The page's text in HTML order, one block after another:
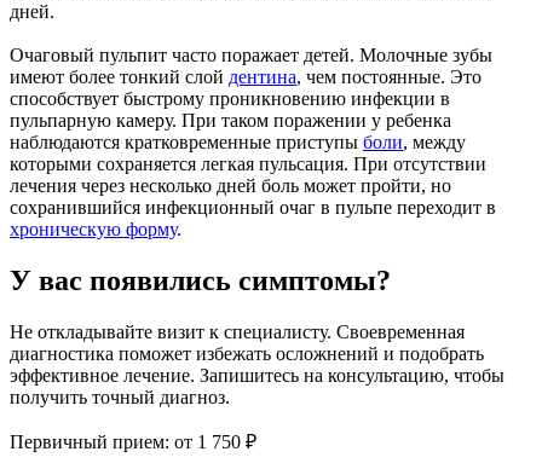
дней.
Очаговый пульпит часто поражает детей. Молочные зубы
имеют более тонкий слой дентина, чем постоянные. Это
способствует быстрому проникновению инфекции в
пульпарную камеру. При таком поражении у ребенка
наблюдаются кратковременные приступы боли, между
которыми сохраняется легкая пульсация. При отсутствии
лечения через несколько дней боль может пройти, но
сохранившийся инфекционный очаг в пульпе переходит в
хроническую форму.
У вас появились симптомы?
Не откладывайте визит к специалисту. Своевременная
диагностика поможет избежать осложнений и подобрать
эффективное лечение. Запишитесь на консультацию, чтобы
получить точный диагноз.
Первичный прием: от 1 750 ₽